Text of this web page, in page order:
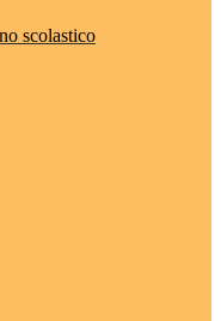
scolastico